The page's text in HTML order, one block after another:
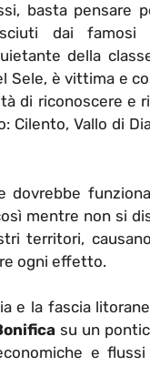
basta pensare
dai famosi
della
Sele, è vittima e
di riconoscere e
Cilento, Vallo di
dovrebbe
mentre non si
territori,
ogni effetto.
e la fascia
su un
e